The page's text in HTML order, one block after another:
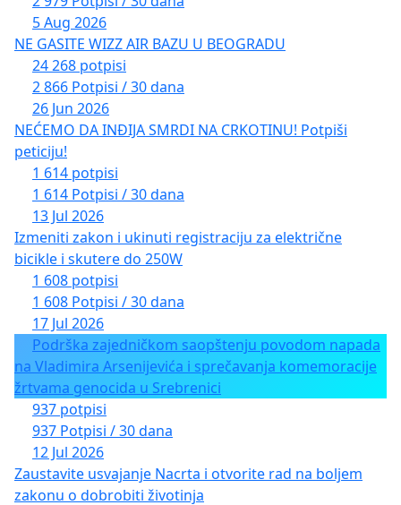
5 Aug 2026
NE GASITE WIZZ AIR BAZU U BEOGRADU
24 268 potpisi
2 866 Potpisi / 30 dana
26 Jun 2026
NEĆEMO DA INĐIJA SMRDI NA CRKOTINU! Potpiši
peticiju!
1 614 potpisi
1 614 Potpisi / 30 dana
13 Jul 2026
Izmeniti zakon i ukinuti registraciju za električne
bicikle i skutere do 250W
1 608 potpisi
1 608 Potpisi / 30 dana
17 Jul 2026
Podrška zajedničkom saopštenju povodom napada
na Vladimira Arsenijevića i sprečavanja komemoracije
žrtvama genocida u Srebrenici
937 potpisi
937 Potpisi / 30 dana
12 Jul 2026
Zaustavite usvajanje Nacrta i otvorite rad na boljem
zakonu o dobrobiti životinja